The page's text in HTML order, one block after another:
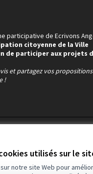
utilisés sur le
notre site Web pour
participative de Ecrivons
citoyenne de la Ville
de participer aux projets
et partagez vos
!